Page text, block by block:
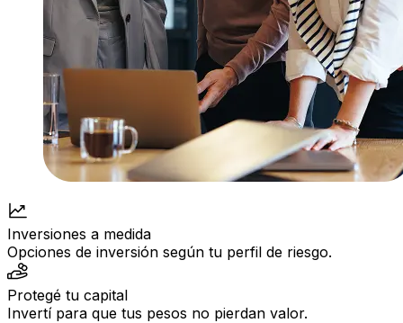
Inversiones a medida
Opciones de inversión según tu perfil de riesgo.
Protegé tu capital
Invertí para que tus pesos no pierdan valor.